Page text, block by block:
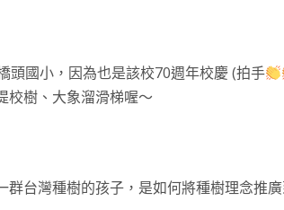
頭國小，因為也是該校70週年校慶 (拍手
校樹、大象溜滑梯喔～
群台灣種樹的孩子，是如何將種樹理念推